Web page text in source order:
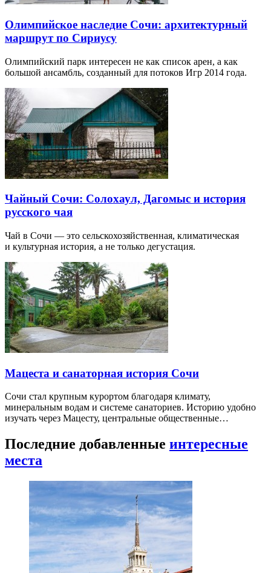
Олимпийское наследие Сочи: архитектурный
маршрут по Сириусу
Олимпийский парк интересен не как список арен, а как
большой ансамбль, созданный для потоков Игр 2014 года.
Чайный Сочи: Солохаул, Дагомыс и история
русского чая
Чай в Сочи — это сельскохозяйственная, климатическая
и культурная история, а не только дегустация.
Мацеста и санаторная история Сочи
Сочи стал крупным курортом благодаря климату,
минеральным водам и системе санаториев. Историю удобно
изучать через Мацесту, центральные общественные…
Последние добавленные интересные
места